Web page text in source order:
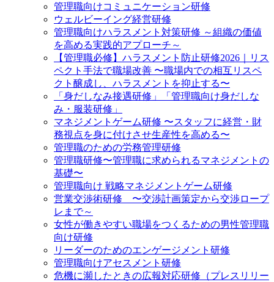
管理職向けコミュニケーション研修
ウェルビーイング経営研修
管理職向けハラスメント対策研修 ～組織の価値
を高める実践的アプローチ～
【管理職必修】ハラスメント防止研修2026｜リス
ペクト手法で職場改善 〜職場内での相互リスペ
クト醸成し、ハラスメントを抑止する〜
「身だしなみ接遇研修」「管理職向け身だしな
み・服装研修」
マネジメントゲーム研修 〜スタッフに経営・財
務視点を身に付けさせ生産性を高める〜
管理職のための労務管理研修
管理職研修〜管理職に求められるマネジメントの
基礎〜
管理職向け 戦略マネジメントゲーム研修
営業交渉術研修 〜交渉計画策定から交渉ロープ
レまで～
女性が働きやすい職場をつくるための男性管理職
向け研修
リーダーのためのエンゲージメント研修
管理職向けアセスメント研修
危機に瀕したときの広報対応研修（プレスリリー